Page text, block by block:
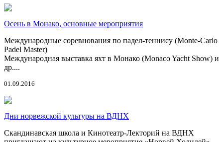
Осень в Монако, основные мероприятия
Международные соревнования по падел-теннису (Monte-Carlo
Padel Master)
Международная выставка яхт в Монако (Monaco Yacht Show) и
др....
01.09.2016
Дни норвежской культуры на ВДНХ
Скандинавская школа и Кинотеатр-Лекторий на ВДНХ